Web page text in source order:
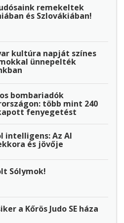
remekeltek
és Szlovákiában!
kultúra napját színes
ünnepelték
bombariadók
több mint 240
fenyegetést
intelligens: Az AI
és jövője
Sólymok!
a Kőrös Judo SE háza